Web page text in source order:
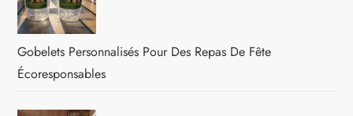
Gobelets Personnalisés Pour Des Repas De Fête
Écoresponsables